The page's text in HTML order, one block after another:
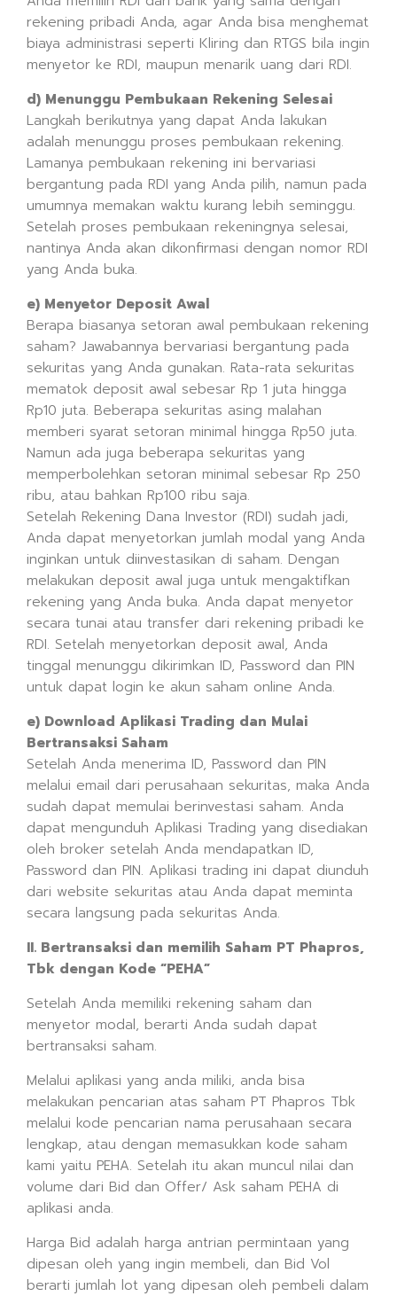
rekening pribadi Anda, agar Anda bisa menghemat
biaya administrasi seperti Kliring dan RTGS bila ingin
menyetor ke RDI, maupun menarik uang dari RDI.
d) Menunggu Pembukaan Rekening Selesai
Langkah berikutnya yang dapat Anda lakukan
adalah menunggu proses pembukaan rekening.
Lamanya pembukaan rekening ini bervariasi
bergantung pada RDI yang Anda pilih, namun pada
umumnya memakan waktu kurang lebih seminggu.
Setelah proses pembukaan rekeningnya selesai,
nantinya Anda akan dikonfirmasi dengan nomor RDI
yang Anda buka.
e) Menyetor Deposit Awal
Berapa biasanya setoran awal pembukaan rekening
saham? Jawabannya bervariasi bergantung pada
sekuritas yang Anda gunakan. Rata-rata sekuritas
mematok deposit awal sebesar Rp 1 juta hingga
Rp10 juta. Beberapa sekuritas asing malahan
memberi syarat setoran minimal hingga Rp50 juta.
Namun ada juga beberapa sekuritas yang
memperbolehkan setoran minimal sebesar Rp 250
ribu, atau bahkan Rp100 ribu saja.
Setelah Rekening Dana Investor (RDI) sudah jadi,
Anda dapat menyetorkan jumlah modal yang Anda
inginkan untuk diinvestasikan di saham. Dengan
melakukan deposit awal juga untuk mengaktifkan
rekening yang Anda buka. Anda dapat menyetor
secara tunai atau transfer dari rekening pribadi ke
RDI. Setelah menyetorkan deposit awal, Anda
tinggal menunggu dikirimkan ID, Password dan PIN
untuk dapat login ke akun saham online Anda.
e) Download Aplikasi Trading dan Mulai
Bertransaksi Saham
Setelah Anda menerima ID, Password dan PIN
melalui email dari perusahaan sekuritas, maka Anda
sudah dapat memulai berinvestasi saham. Anda
dapat mengunduh Aplikasi Trading yang disediakan
oleh broker setelah Anda mendapatkan ID,
Password dan PIN. Aplikasi trading ini dapat diunduh
dari website sekuritas atau Anda dapat meminta
secara langsung pada sekuritas Anda.
II. Bertransaksi dan memilih Saham PT Phapros,
Tbk dengan Kode “PEHA”
Setelah Anda memiliki rekening saham dan
menyetor modal, berarti Anda sudah dapat
bertransaksi saham.
Melalui aplikasi yang anda miliki, anda bisa
melakukan pencarian atas saham PT Phapros Tbk
melalui kode pencarian nama perusahaan secara
lengkap, atau dengan memasukkan kode saham
kami yaitu PEHA. Setelah itu akan muncul nilai dan
volume dari Bid dan Offer/ Ask saham PEHA di
aplikasi anda.
Harga Bid adalah harga antrian permintaan yang
dipesan oleh yang ingin membeli, dan Bid Vol
berarti jumlah lot yang dipesan oleh pembeli dalam